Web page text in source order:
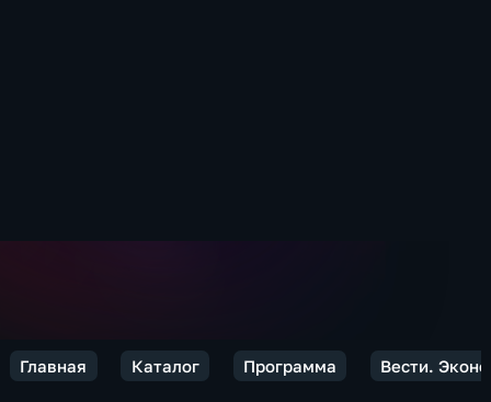
Главная Каталог Программа Вести.